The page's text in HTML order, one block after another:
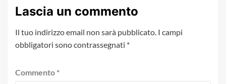
Lascia un commento
Il tuo indirizzo email non sarà pubblicato. I campi
obbligatori sono contrassegnati *
Commento *